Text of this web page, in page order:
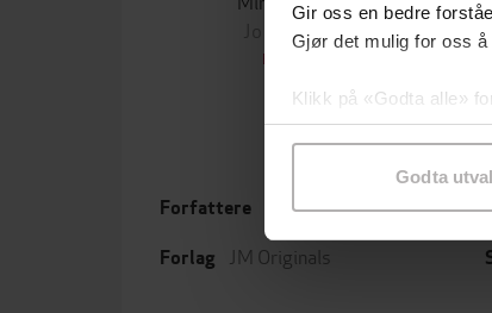
Gir oss en bedre
Gjør det mulig for oss
Klikk på «Godta alle»
samtykke til spesifikke
Godta
Jo Nesbø
EBOK
Forfattere Niamh Prior(forfatter)
Forlag JM Originals